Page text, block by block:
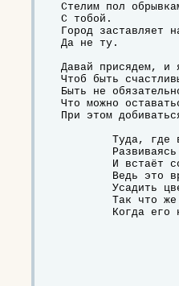
Стелим пол
С тобой.
Город заставляет
Да не ту.
Давай присядем, и
Чтоб быть
Быть не
Что можно
При этом
Когда его